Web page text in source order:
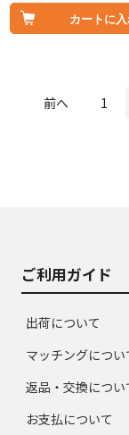
カートに
前へ 1
ご利用ガイド
出荷について
マッチングについ
返品・交換につい
お支払について